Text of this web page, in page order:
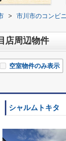
> 市川市のコンビ
店周辺物件
空室物件のみ表示
シャルムトキタ